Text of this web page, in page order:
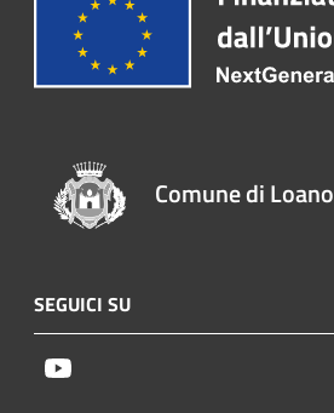
Comune di Loano
SEGUICI SU